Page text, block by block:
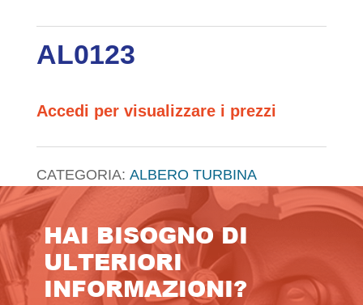
AL0123
Accedi per visualizzare i prezzi
CATEGORIA: ALBERO TURBINA
HAI BISOGNO DI
ULTERIORI
INFORMAZIONI?